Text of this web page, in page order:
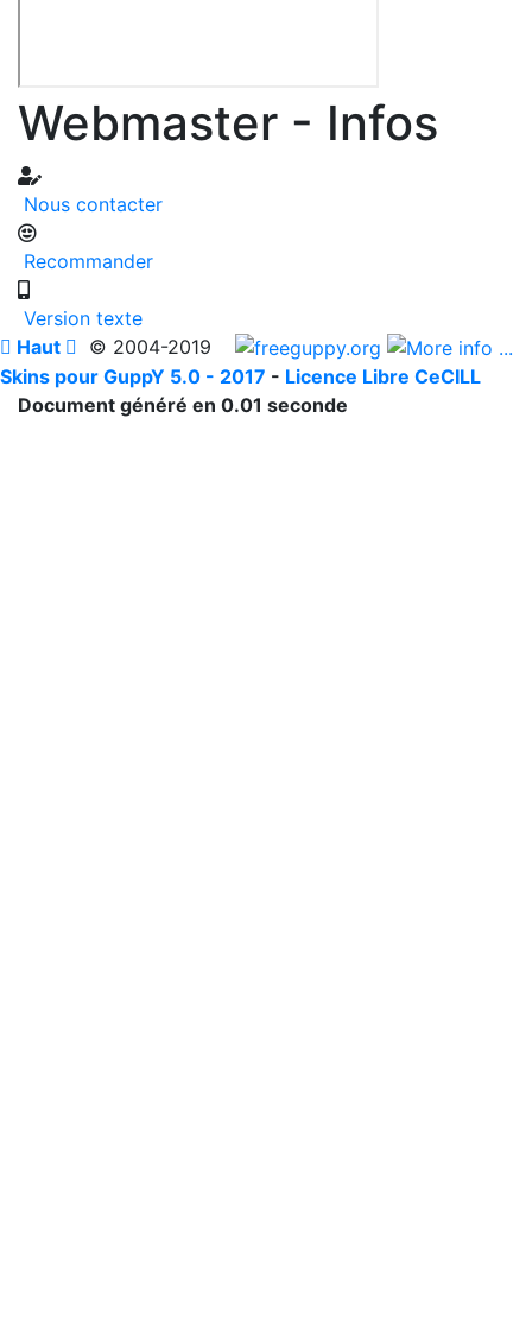
Webmaster - Infos
Nous contacter
Recommander
Version texte
 Haut  © 2004-2019
Skins pour GuppY 5.0 - 2017 - Licence Libre CeCILL
Document généré en 0.01 seconde